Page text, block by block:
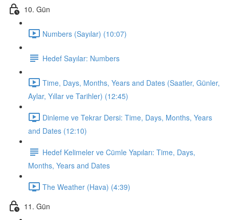
10. Gün
Numbers (Sayılar) (10:07)
Hedef Sayılar: Numbers
Time, Days, Months, Years and Dates (Saatler, Günler,
Aylar, Yıllar ve Tarihler) (12:45)
Dinleme ve Tekrar Dersi: Time, Days, Months, Years
and Dates (12:10)
Hedef Kelimeler ve Cümle Yapıları: Time, Days,
Months, Years and Dates
The Weather (Hava) (4:39)
11. Gün